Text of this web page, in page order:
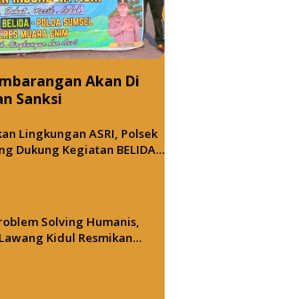
Akan Di
Sanksi
Lingkungan ASRI, Polsek
Dukung Kegiatan BELIDA
Solving Humanis,
Kidul Resmikan